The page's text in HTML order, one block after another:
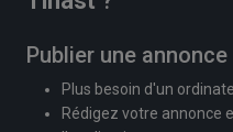
Publier une
Plus besoin d'un
Rédigez votre annonce